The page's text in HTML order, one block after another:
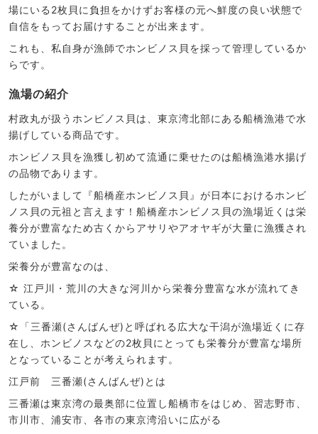
場にいる2枚貝に負担をかけずお客様の元へ鮮度の良い状態で
自信をもってお届けすることが出来ます。
これも、私自身が漁師でホンビノス貝を採って管理しているか
らです。
漁場の紹介
村政丸が扱うホンビノス貝は、東京湾北部にある船橋漁港で水
揚げしている商品です。
ホンビノス貝を漁獲し初めて流通に乗せたのは船橋漁港水揚げ
の品物であります。
したがいまして『船橋産ホンビノス貝』が日本におけるホンビ
ノス貝の元祖と言えます！船橋産ホンビノス貝の漁場近くは栄
養分が豊富なため古くからアサリやアオヤギが大量に漁獲され
ていました。
栄養分が豊富なのは、
☆ 江戸川・荒川の大きな河川から栄養分豊富な水が流れてき
ている。
☆「三番瀬(さんばんぜ)と呼ばれる広大な干潟が漁場近くに存
在し、ホンビノスなどの2枚貝にとっても栄養分が豊富な場所
となっていることが考えられます。
江戸前 三番瀬(さんばんぜ)とは
三番瀬は東京湾の最奥部に位置し船橋市をはじめ、習志野市、
市川市、浦安市、各市の東京湾沿いに広がる